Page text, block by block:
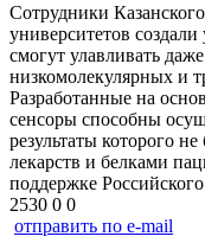
Сотрудники
университетов
смогут улавливать
низкомолекулярных и
Разработанные на
сенсоры способны
результаты которого
лекарств и белками
поддержке
2530 0 0
отправить по e-mail